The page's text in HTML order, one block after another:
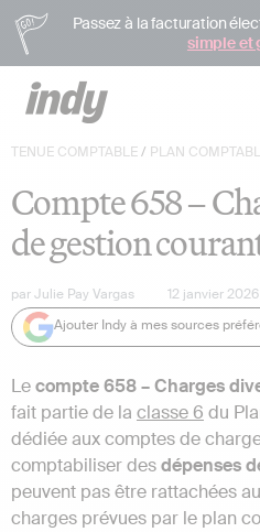
Passez à la facturation
simple et
TENUE COMPTABLE/ PLAN
Compte 658 –
de gestion
parJulie Pay Vargas 12 janvier 2026
Ajouter Indy à mes sources
Lecompte 658 – Charges
fait partie de la classe 6 du
dédiée aux comptes de
comptabiliser desdépenses
peuvent pas être rattachées
charges prévues par le plan